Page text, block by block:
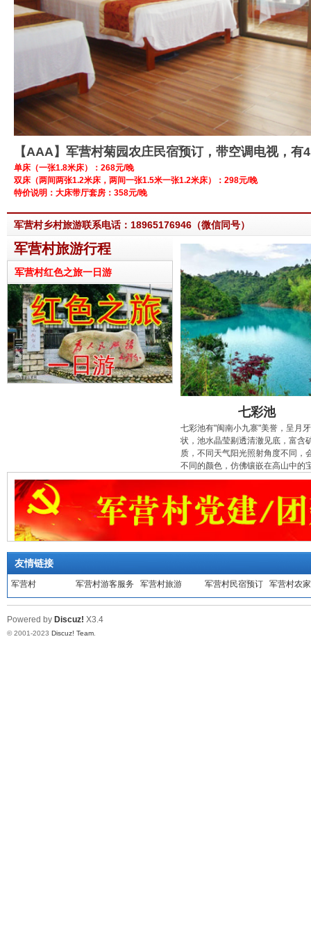
【AAA】军营村菊园农庄民宿预订，带空调电视，有
单床（一张1.8米床）：268元/晚
双床（两间两张1.2米床，两间一张1.5米一张1.2米床）：298元/晚
特价说明：大床带厅套房：358元/晚
军营村乡村旅游联系电话：18965176946（微信同号）
军营村旅游行程
军营村红色之旅一日游
七彩池
七彩池有"闽南小九寨"美誉，呈月
状，池水晶莹剔透清澈见底，富含
质，不同天气阳光照射角度不同，
不同的颜色，仿佛镶嵌在高山中的
友情链接
军营村
军营村游客服务
中心
军营村旅游 军营村民宿预订
军营村农
店
Powered by Discuz! X3.4
© 2001-2023 Discuz! Team